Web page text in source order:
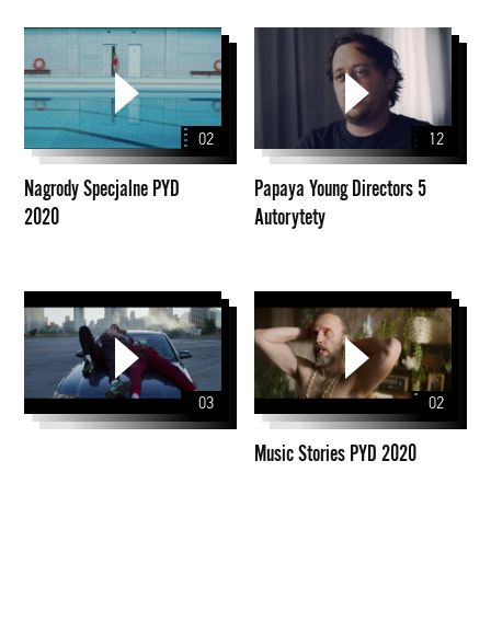
Nagrody
Specjalne
PYD
02
Nagrody Specjalne PYD
2020
Autorytety
12
Papaya Young Directors 5
Autorytety
03
Stories
PYD
2020
02
Music Stories PYD 2020